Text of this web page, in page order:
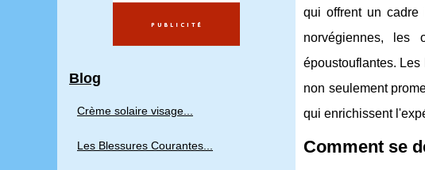
qui offrent un cadre
norvégiennes, les
époustouflantes.
non seulement
qui enrichissent
Comment se
Blog
Crème solaire visage...
Les Blessures Courantes...